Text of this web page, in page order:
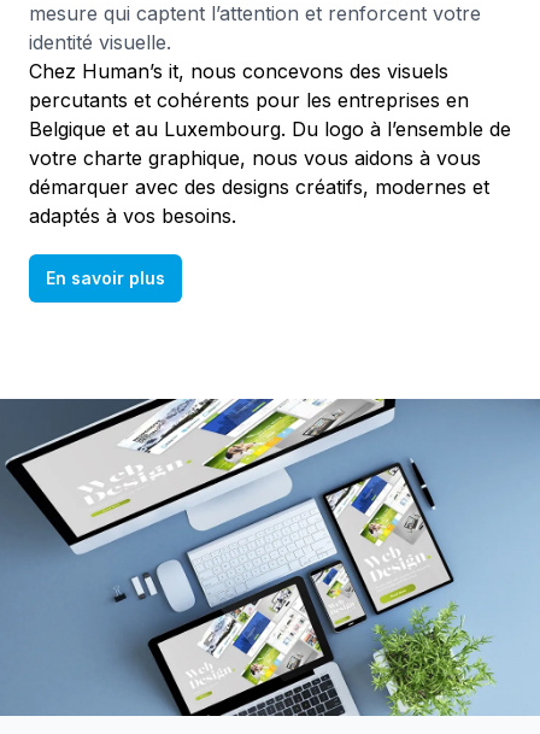
mesure qui captent l’attention et renforcent votre
identité visuelle.
Chez Human’s it, nous concevons des visuels
percutants et cohérents pour les entreprises en
Belgique et au Luxembourg. Du logo à l’ensemble de
votre charte graphique, nous vous aidons à vous
démarquer avec des designs créatifs, modernes et
adaptés à vos besoins.
En savoir plus